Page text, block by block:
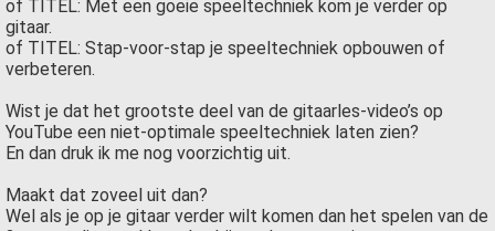
of TITEL: Met een goeie speeltechniek kom je verder op
gitaar.
of TITEL: Stap-voor-stap je speeltechniek opbouwen of
verbeteren.
Wist je dat het grootste deel van de gitaarles-video’s op
YouTube een niet-optimale speeltechniek laten zien?
En dan druk ik me nog voorzichtig uit.
Maakt dat zoveel uit dan?
Wel als je op je gitaar verder wilt komen dan het spelen van de